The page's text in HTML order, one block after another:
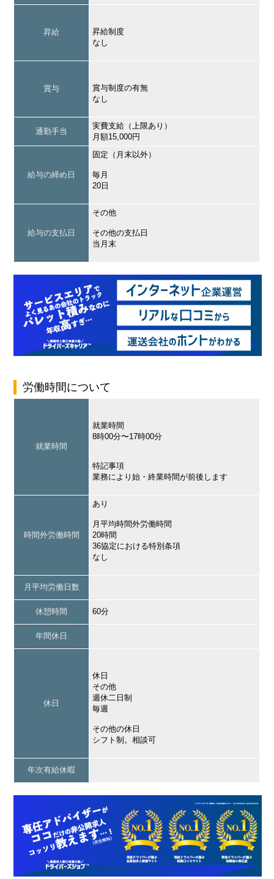
昇給
昇給制度
なし
賞与
賞与制度の有無
なし
通勤手当
実費支給（上限あり）
月額15,000円
給与の締め日
固定（月末以外）
毎月
20日
給与の支払日
その他
その他の支払日
当月末
労働時間について
就業時間
就業時間
8時00分〜17時00分
特記事項
業務により始・終業時間が前後します
時間外労働時間
あり
月平均時間外労働時間
20時間
36協定における特別条項
なし
月平均労働日数
休憩時間 60分
年間休日
休日
休日
その他
週休二日制
毎週
その他の休日
シフト制。相談可
年次有給休暇